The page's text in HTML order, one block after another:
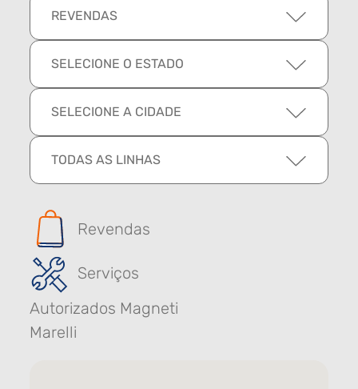
REVENDAS
SELECIONE O ESTADO
SELECIONE A CIDADE
TODAS AS LINHAS
Revendas
Serviços
Autorizados Magneti
Marelli